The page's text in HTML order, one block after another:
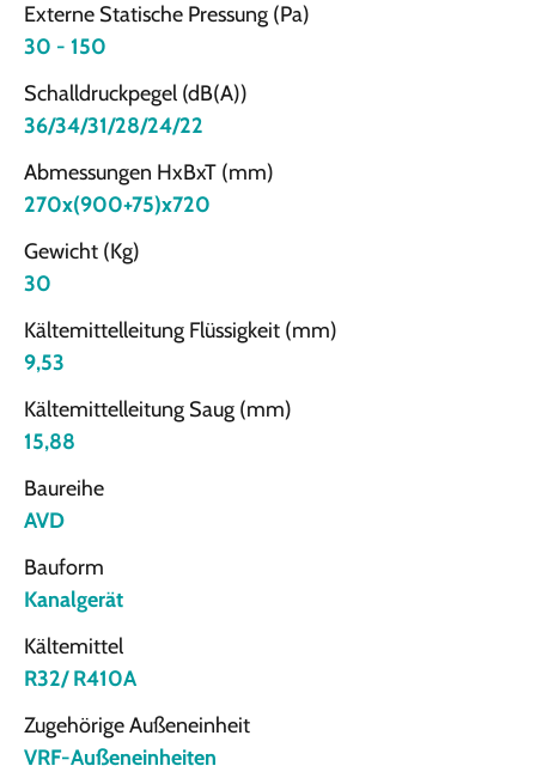
Externe Statische Pressung (Pa)
30 - 150
Schalldruckpegel (dB(A))
36/34/31/28/24/22
Abmessungen HxBxT (mm)
270x(900+75)x720
Gewicht (Kg)
30
Kältemittelleitung Flüssigkeit (mm)
9,53
Kältemittelleitung Saug (mm)
15,88
Baureihe
AVD
Bauform
Kanalgerät
Kältemittel
R32/ R410A
Zugehörige Außeneinheit
VRF-Außeneinheiten